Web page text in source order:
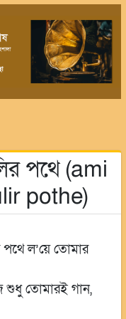
পথে (ami
pothe)
ল’য়ে তোমার
শুধু তোমারই গান,